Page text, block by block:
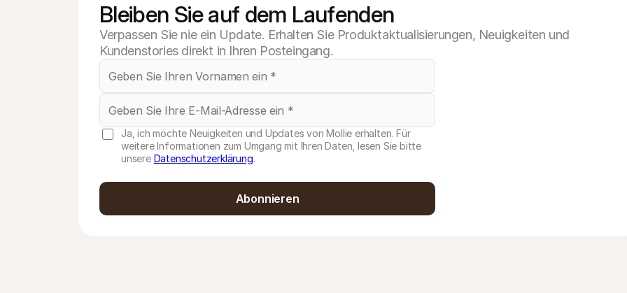
Bleiben Sie auf dem Laufenden
Verpassen Sie nie ein Update. Erhalten Sie Produktaktualisierungen, Neuigkeiten und
Kundenstories direkt in Ihren Posteingang.
Ja, ich möchte Neuigkeiten und Updates von Mollie erhalten. Für
weitere Informationen zum Umgang mit Ihren Daten, lesen Sie bitte
unsere Datenschutzerklärung.
Abonnieren